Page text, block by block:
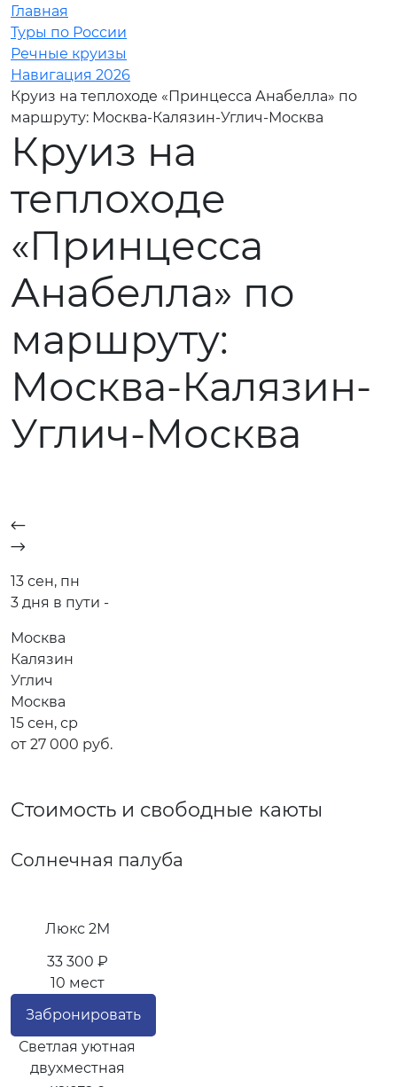
Главная
Туры по России
Речные круизы
Навигация 2026
Круиз на теплоходе «Принцесса Анабелла» по
маршруту: Москва-Калязин-Углич-Москва
Круиз на
теплоходе
«Принцесса
Анабелла» по
маршруту:
Москва-Калязин-
Углич-Москва
13 сен, пн
3 дня в пути -
Москва
Калязин
Углич
Москва
15 сен, ср
от 27 000 руб.
Стоимость и свободные каюты
Солнечная палуба
Люкс 2M
33 300 ₽
10 мест
Забронировать
Светлая уютная
двухместная